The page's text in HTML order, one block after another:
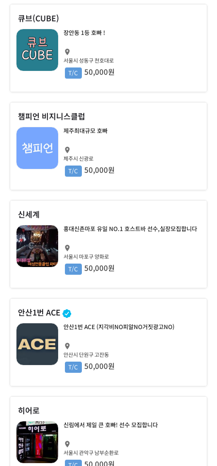
큐브(CUBE)
장안동 1등 호빠 !
서울시 성동구 천호대로
T/C 50,000원
챔피언 비지니스클럽
제주최대규모 호빠
제주시 신광로
T/C 50,000원
신세계
홍대신촌마포 유일 NO.1 호스트바 선수,실장모집합니다
서울시 마포구 양화로
T/C 50,000원
안산1번 ACE
안산1번 ACE (지각비NO피알NO거짓광고NO)
안산시 단원구 고잔동
T/C 50,000원
히어로
신림에서 제일 큰 호빠! 선수 모집합니다
서울시 관악구 남부순환로